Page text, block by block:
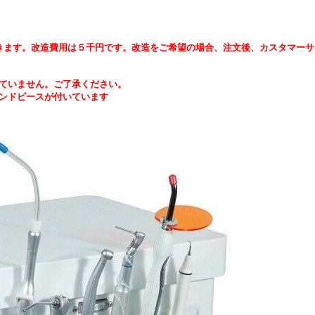
す。改造費用は５千円です。改造をご希望の場合、注文後、カスタマー
ません。ご了承ください。
ドピースが付いています